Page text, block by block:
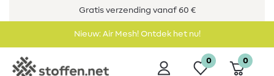
Gratis verzending vanaf 60 €
Nieuw: Air Mesh! Ontdek het nu!
0 0